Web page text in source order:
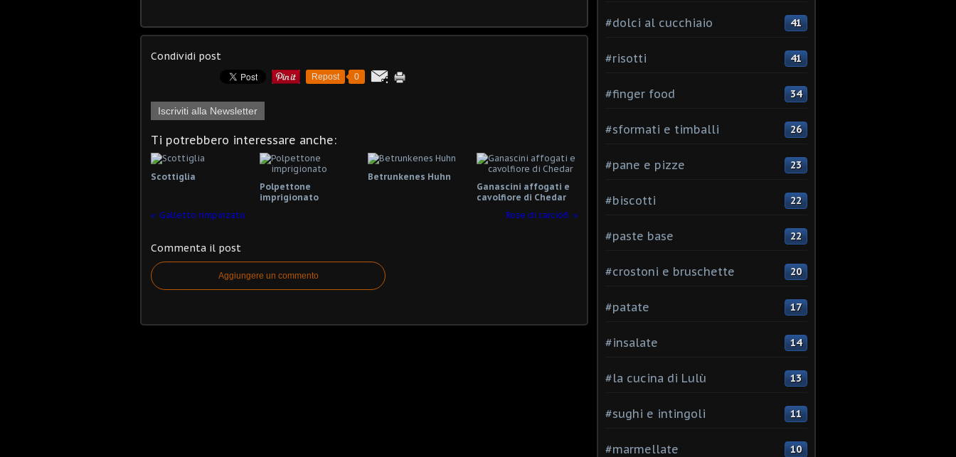
Condividi post
Repost 0
Iscriviti alla Newsletter
Ti potrebbero interessare anche:
Scottiglia
Polpettone
imprigionato
Betrunkenes Huhn
Ganascini affogati e
cavolfiore di Chedar
Galletto rimpinzato
Rose di carciofi
Commenta il post
Aggiungere un commento
#dolci al cucchiaio 41
#risotti 41
#finger food 34
#sformati e timballi 26
#pane e pizze 23
#biscotti 22
#paste base 22
#crostoni e bruschette 20
#patate 17
#insalate 14
#la cucina di Lulù 13
#sughi e intingoli 11
#marmellate 10